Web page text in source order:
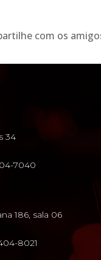
com os
34
7040
186, sala 06
8021